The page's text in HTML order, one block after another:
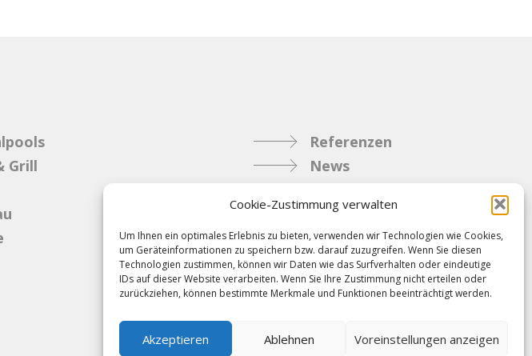
Cookie-Zustimmung verwalten
Um Ihnen ein optimales Erlebnis zu bieten, verwenden wir Technologien wie Cookies,
um Geräteinformationen zu speichern bzw. darauf zuzugreifen. Wenn Sie diesen
Technologien zustimmen, können wir Daten wie das Surfverhalten oder eindeutige
IDs auf dieser Website verarbeiten. Wenn Sie Ihre Zustimmung nicht erteilen oder
zurückziehen, können bestimmte Merkmale und Funktionen beeinträchtigt werden.
Akzeptieren Ablehnen Voreinstellungen anzeigen
Grill
Referenzen
News
Impressum
Kontakt
AGBs & Verbindlichkeiten